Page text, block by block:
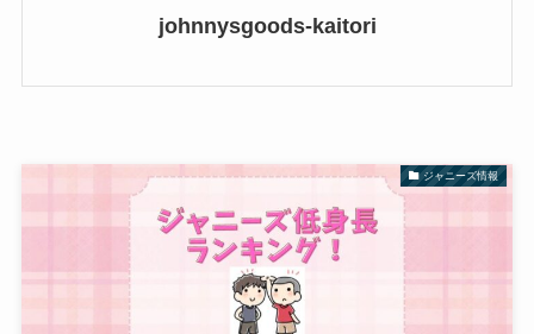
johnnysgoods-kaitori
ジャニーズ情報